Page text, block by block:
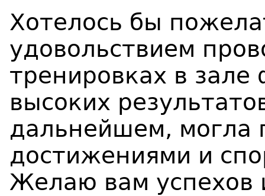
Хотелось бы
удовольствием
тренировках в зале
высоких
дальнейшем, могла
достижениями и
Желаю вам успехов